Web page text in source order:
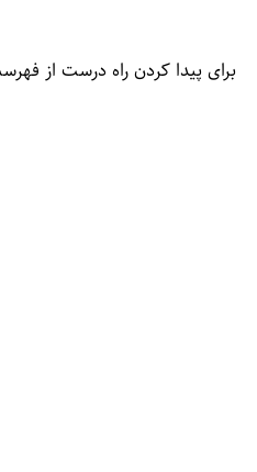
برای پیدا کردن راه درست از